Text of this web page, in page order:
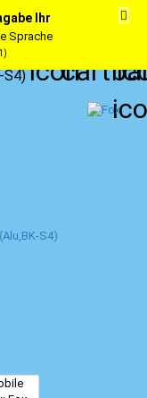
Ihr
Sprache
S4)